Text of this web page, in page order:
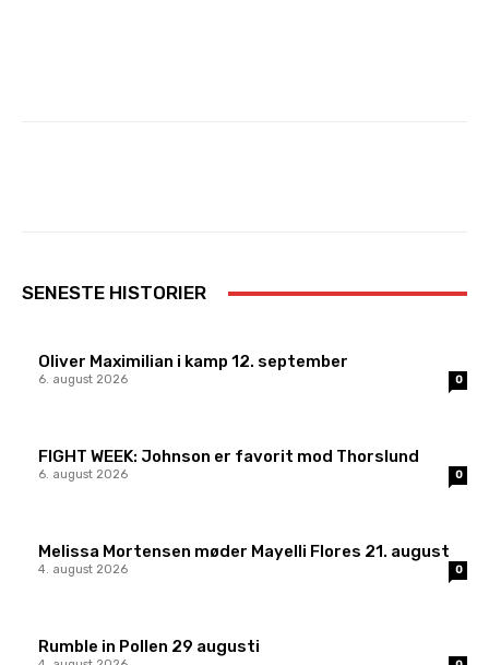
SENESTE HISTORIER
Oliver Maximilian i kamp 12. september
6. august 2026 0
FIGHT WEEK: Johnson er favorit mod Thorslund
6. august 2026 0
Melissa Mortensen møder Mayelli Flores 21. august
4. august 2026 0
Rumble in Pollen 29 augusti